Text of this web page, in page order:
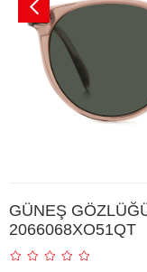
GÜNEŞ
2066068XO51QT